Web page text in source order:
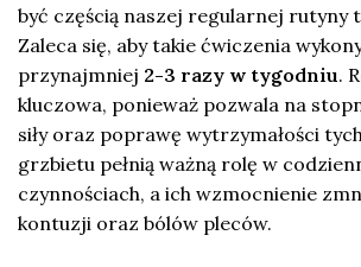
być częścią naszej regularnej rutyny
Zaleca się, aby takie ćwiczenia
przynajmniej 2-3 razy w tygodniu.
kluczowa, ponieważ pozwala na
siły oraz poprawę wytrzymałości
grzbietu pełnią ważną rolę w
czynnościach, a ich wzmocnienie
kontuzji oraz bólów pleców.